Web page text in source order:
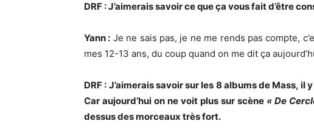
DRF : J’aimerais savoir ce que ça vous fait d’être
Yann : Je ne sais pas, je ne me rends pas compte,
mes 12-13 ans, du coup quand on me dit ça
DRF : J’aimerais savoir sur les 8 albums de Mass, il
Car aujourd’hui on ne voit plus sur scène « De
dessus des morceaux très fort.